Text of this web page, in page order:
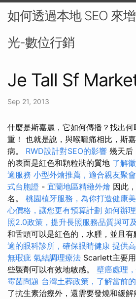
如何透過本地 SEO 來
光-數位行銷
Je Tall Sf
Sep 21, 2013
什麼是斯嘉麗，它如何傳播？找出
重！ 也就是說，與喉嚨痛相比，斯
病。 RWD設計對SEO的影響 幾天后
的表面是紅色和顆粒狀的質地 了解
適服務 小型外燴推薦，適合親友聚
式台胞證 - 宜蘭地區精緻外燴 因此
名。 桃園植牙服務，為你打造健康
心價格，讓您更有預算計劃 如何辦
照2.0政策，提升長照服務品質與可
和舌頭可以是紅色的，水腫，並且有
適的眼科診所，確保眼睛健康 提供
無瑕疵 氣結調理療法 Scarlett主要
些製劑可以有效地敏感。 壁癌處理
霉菌問題 台灣土葬政策，了解當前
了抗生素治療外，還需要發燒和緩解